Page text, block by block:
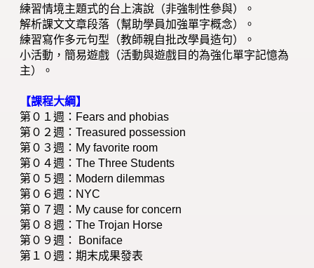
練習情境主題式的台上演說（非強制性參與）。
解析課文文章段落（幫助學員加強單字概念）。
練習寫作多元句型（教師親自批改學員造句）。
小活動，簡易遊戲（活動與遊戲目的為強化單字記憶為
主）。
【課程大綱】
第０１週：Fears and phobias
第０２週：Treasured possession
第０３週：My favorite room
第０４週：The Three Students
第０５週：Modern dilemmas
第０６週：NYC
第０７週：My cause for concern
第０８週：The Trojan Horse
第０９週： Boniface
第１０週：期末成果發表